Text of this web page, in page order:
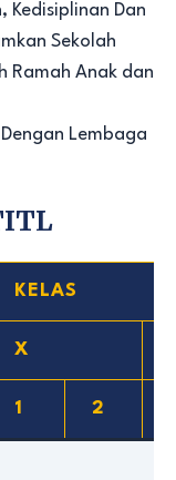
Kedisiplinan Dan
Sekolah
Ramah Anak dan
Lembaga
KELAS
X
1 2